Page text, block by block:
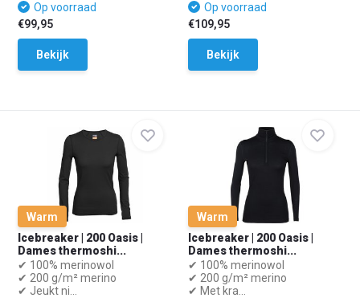
Op voorraad
€99,95
Bekijk
Op voorraad
€109,95
Bekijk
Warm
Icebreaker | 200 Oasis |
Dames thermoshi...
✔ 100% merinowol
✔ 200 g/m² merino
✔ Jeukt ni...
Warm
Icebreaker | 200 Oasis |
Dames thermoshi...
✔ 100% merinowol
✔ 200 g/m² merino
✔ Met kra...